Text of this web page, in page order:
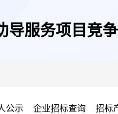
导服务项目竞
公示 企业招标查询 招标